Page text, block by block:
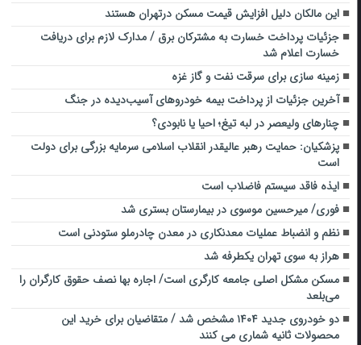
این مالکان دلیل افزایش قیمت مسکن درتهران هستند
جزئیات پرداخت خسارت به مشترکان برق / مدارک لازم برای دریافت
خسارت اعلام شد
زمینه سازی برای سرقت نفت و گاز غزه
آخرین جزئیات از پرداخت بیمه خودروهای آسیب‌دیده در جنگ
چنارهای ولیعصر در لبه تیغ؛ احیا یا نابودی؟
پزشکیان: حمایت رهبر عالیقدر انقلاب اسلامی سرمایه بزرگی برای دولت
است
ایذه فاقد سیستم فاضلاب است
فوری/ میرحسین موسوی در بیمارستان بستری شد
نظم و انضباط عملیات معدنکاری در معدن چادرملو ستودنی است
هراز به سوی تهران یکطرفه شد
مسکن مشکل اصلی جامعه کارگری است/ اجاره بها نصف حقوق کارگران را
می‌بلعد
دو خودروی جدید ۱۴۰۴ مشخص شد / متقاضیان برای خرید این
محصولات ثانیه شماری می کنند